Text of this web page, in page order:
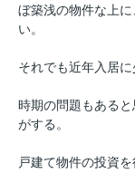
ぼ築浅の物件な上
い。
それでも近年入居に
時期の問題もある
がする。
戸建て物件の投資